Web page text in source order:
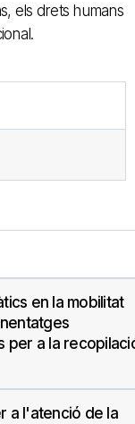
els drets humans
en la mobilitat
per a la
a l'atenció de la